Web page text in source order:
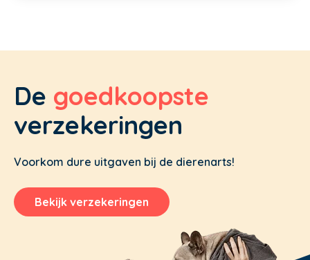
De goedkoopste
verzekeringen
Voorkom dure uitgaven bij de dierenarts!
Bekijk verzekeringen